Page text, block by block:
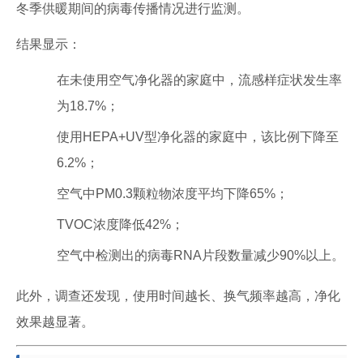
冬季供暖期间的病毒传播情况进行监测。
结果显示：
在未使用空气净化器的家庭中，流感样症状发生率
为18.7%；
使用HEPA+UV型净化器的家庭中，该比例下降至
6.2%；
空气中PM0.3颗粒物浓度平均下降65%；
TVOC浓度降低42%；
空气中检测出的病毒RNA片段数量减少90%以上。
此外，调查还发现，使用时间越长、换气频率越高，净化
效果越显著。